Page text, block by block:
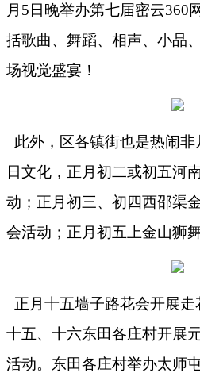
月5日晚举办第七届密云360
括歌曲、舞蹈、相声、小品
场视觉盛宴！
此外，区各镇街也是热闹
日文化，正月初二或初五河
动；正月初三、初四西邵渠
会活动；正月初五上金山狮
正月十五墙子路花会开展走
十五、十六东田各庄村开展
活动。东田各庄村举办太师